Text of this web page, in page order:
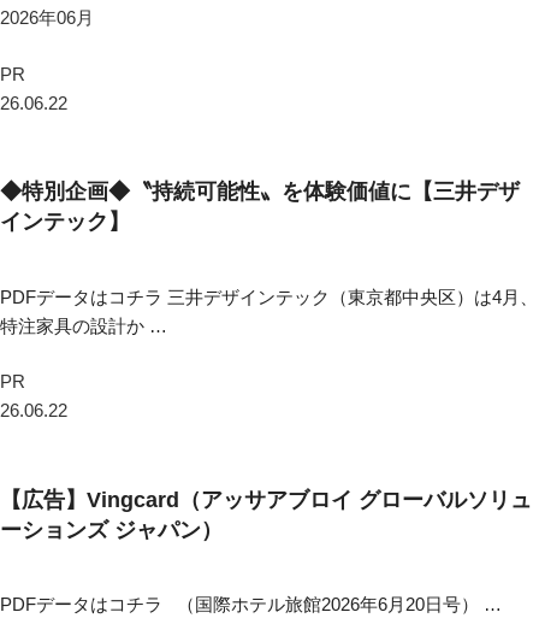
2026年06月
PR
26.06.22
◆特別企画◆〝持続可能性〟を体験価値に【三井デザ
インテック】
PDFデータはコチラ 三井デザインテック（東京都中央区）は4月、
特注家具の設計か …
PR
26.06.22
【広告】Vingcard（アッサアブロイ グローバルソリュ
ーションズ ジャパン）
PDFデータはコチラ （国際ホテル旅館2026年6月20日号） …